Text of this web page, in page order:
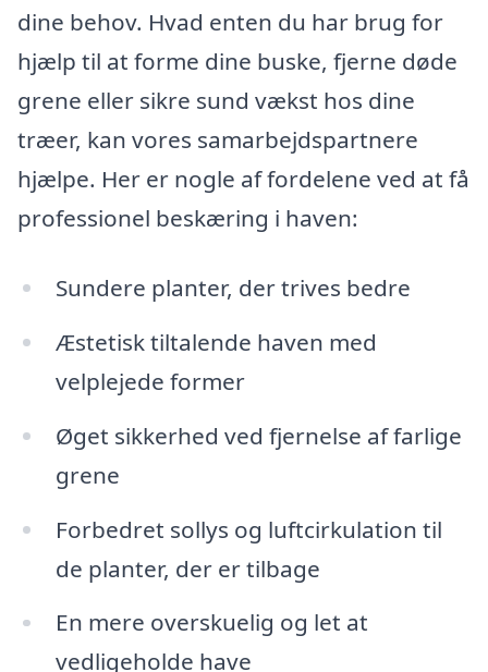
dine behov. Hvad enten du har brug for
hjælp til at forme dine buske, fjerne døde
grene eller sikre sund vækst hos dine
træer, kan vores samarbejdspartnere
hjælpe. Her er nogle af fordelene ved at få
professionel beskæring i haven:
Sundere planter, der trives bedre
Æstetisk tiltalende haven med
velplejede former
Øget sikkerhed ved fjernelse af farlige
grene
Forbedret sollys og luftcirkulation til
de planter, der er tilbage
En mere overskuelig og let at
vedligeholde have